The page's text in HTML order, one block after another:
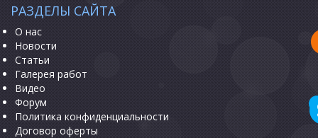
РАЗДЕЛЫ САЙТА
О нас
Новости
Статьи
Галерея работ
Видео
Форум
Политика конфиденциальности
Договор оферты